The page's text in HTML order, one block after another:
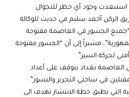
استبعدت وجود أي حظر للتجوال.
الركن أحمد سليم في حديث للوكالة
“جميع الجسور في العاصمة مفتوحة
مشيراً إلى أن “الجسور مفتوحة
لحركة السير”.
بغداد يتوقف على أعداد
في ساحتي التحرير والنسور”.
التي تطبق خطة الانتشار تهدف الى